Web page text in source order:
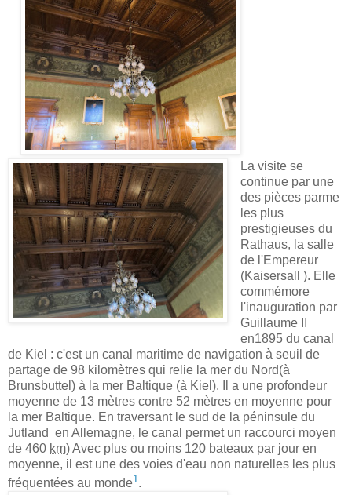
La visite se
continue par une
des pièces parme
les plus
prestigieuses du
Rathaus, la salle
de l'Empereur
(Kaisersall ). Elle
commémore
l'inauguration par
Guillaume II
en1895 du canal
de Kiel : c'est un canal maritime de navigation à seuil de
partage de 98 kilomètres qui relie la mer du Nord(à
Brunsbuttel) à la mer Baltique (à Kiel). Il a une profondeur
moyenne de 13 mètres contre 52 mètres en moyenne pour
la mer Baltique. En traversant le sud de la péninsule du
Jutland en Allemagne, le canal permet un raccourci moyen
de 460 km) Avec plus ou moins 120 bateaux par jour en
moyenne, il est une des voies d'eau non naturelles les plus
fréquentées au monde1 .